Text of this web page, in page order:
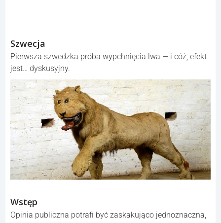
Szwecja
Pierwsza szwedzka próba wypchnięcia lwa — i cóż, efekt
jest… dyskusyjny.
Wstęp
Opinia publiczna potrafi być zaskakująco jednoznaczna,